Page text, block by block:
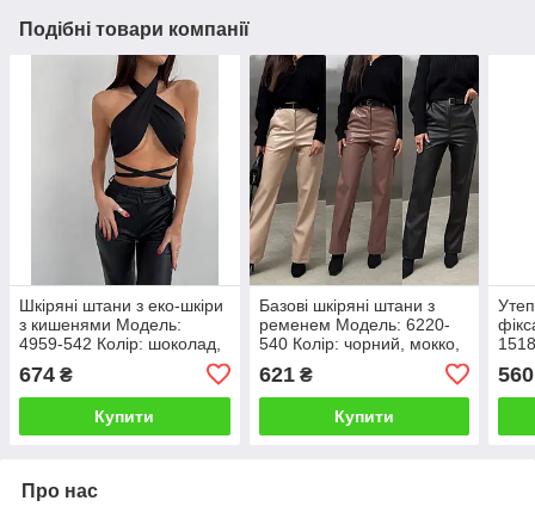
Подібні товари компанії
Шкіряні штани з еко-шкіри
з кишенями Модель:
4959-542 Колір: шоколад,
674 ₴
Купити
Базові шкіряні штани з
ременем Модель: 6220-
540 Колір: чорний, мокко,
621₴
Купити
560
Про нас